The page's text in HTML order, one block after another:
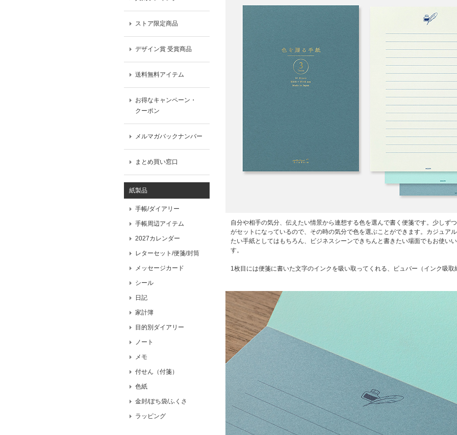
ストア限定商品
デザイン賞 受賞商品
送料無料アイテム
お得なキャンペーン・
クーポン
メルマガバックナンバー
まとめ買い窓口
紙製品
手帳/ダイアリー
手帳周辺アイテム
2027カレンダー
レターセット/便箋/封筒
メッセージカード
シール
日記
家計簿
目的別ダイアリー
ノート
メモ
付せん（付箋）
色紙
金封/ぽち袋/ふくさ
ラッピング
自分や相手の気分、伝えたい情景から連想する色を選んで書く便箋です。少しず
がセットになっているので、その時の気分で色を選ぶことができます。カジュア
たい手紙としてはもちろん、ビジネスシーンできちんと書きたい場面でもお使い
す。
1枚目には便箋に書いた文字のインクを吸い取ってくれる、ビュバー（インク吸取